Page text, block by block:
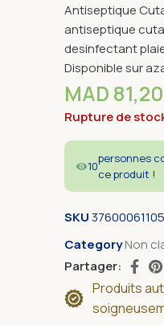
Antiseptique
antiseptique
desinfectant
Disponible sur
MAD 81,20
Rupture de
10
personnes
ce produit !
SKU
CategoryNon
Partager:
Produits